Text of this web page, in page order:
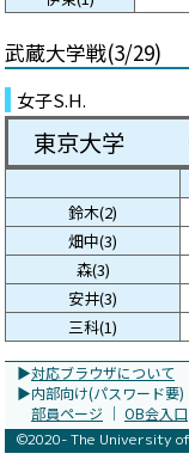
武蔵大学戦(3/29)
女子S.H.
東京大学
鈴木(2)
畑中(3)
森(3)
安井(3)
三科(1)
▶︎対応ブラウザについて
▶︎内部向け(パスワード要)
部員ページ ｜ OB会入口
©️2020- The University